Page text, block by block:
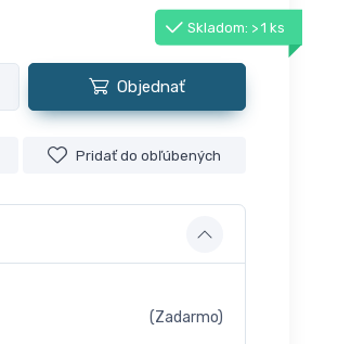
Skladom: > 1 ks
Objednať
Pridať do obľúbených
(Zadarmo)